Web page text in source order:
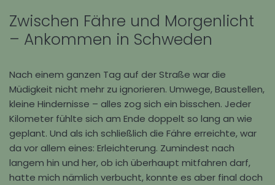
Zwischen Fähre und Morgenlicht
– Ankommen in Schweden
Nach einem ganzen Tag auf der Straße war die
Müdigkeit nicht mehr zu ignorieren. Umwege, Baustellen,
kleine Hindernisse – alles zog sich ein bisschen. Jeder
Kilometer fühlte sich am Ende doppelt so lang an wie
geplant. Und als ich schließlich die Fähre erreichte, war
da vor allem eines: Erleichterung. Zumindest nach
langem hin und her, ob ich überhaupt mitfahren darf,
hatte mich nämlich verbucht, konnte es aber final doch